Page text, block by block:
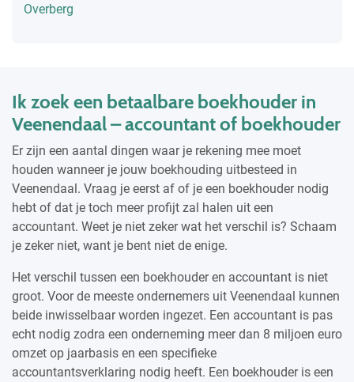
Overberg
Ik zoek een betaalbare boekhouder in
Veenendaal – accountant of boekhouder
Er zijn een aantal dingen waar je rekening mee moet
houden wanneer je jouw boekhouding uitbesteed in
Veenendaal. Vraag je eerst af of je een boekhouder nodig
hebt of dat je toch meer profijt zal halen uit een
accountant. Weet je niet zeker wat het verschil is? Schaam
je zeker niet, want je bent niet de enige.
Het verschil tussen een boekhouder en accountant is niet
groot. Voor de meeste ondernemers uit Veenendaal kunnen
beide inwisselbaar worden ingezet. Een accountant is pas
echt nodig zodra een onderneming meer dan 8 miljoen euro
omzet op jaarbasis en een specifieke
accountantsverklaring nodig heeft. Een boekhouder is een